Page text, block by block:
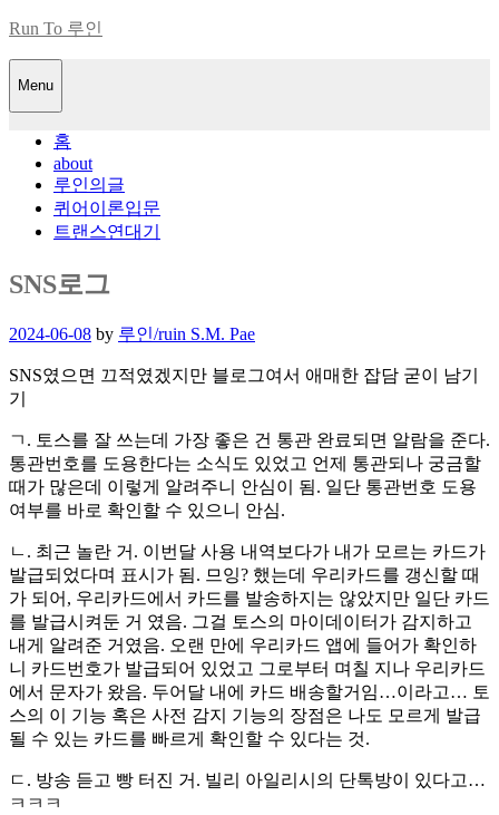
Skip
content
Run To 루인
Menu
홈
about
루인의글
퀴어이론입문
트랜스연대기
SNS로그
Posted
2024-06-08 by 루인/ruin S.M. Pae
SNS였으면 끄적였겠지만 블로그여서 애매한 잡담 굳이 남기
기
ㄱ. 토스를 잘 쓰는데 가장 좋은 건 통관 완료되면 알람을 준다.
통관번호를 도용한다는 소식도 있었고 언제 통관되나 궁금할
때가 많은데 이렇게 알려주니 안심이 됨. 일단 통관번호 도용
여부를 바로 확인할 수 있으니 안심.
ㄴ. 최근 놀란 거. 이번달 사용 내역보다가 내가 모르는 카드가
발급되었다며 표시가 됨. 므잉? 했는데 우리카드를 갱신할 때
가 되어, 우리카드에서 카드를 발송하지는 않았지만 일단 카드
를 발급시켜둔 거 였음. 그걸 토스의 마이데이터가 감지하고
내게 알려준 거였음. 오랜 만에 우리카드 앱에 들어가 확인하
니 카드번호가 발급되어 있었고 그로부터 며칠 지나 우리카드
에서 문자가 왔음. 두어달 내에 카드 배송할거임…이라고… 토
스의 이 기능 혹은 사전 감지 기능의 장점은 나도 모르게 발급
될 수 있는 카드를 빠르게 확인할 수 있다는 것.
ㄷ. 방송 듣고 빵 터진 거. 빌리 아일리시의 단톡방이 있다고…
ㅋㅋㅋ